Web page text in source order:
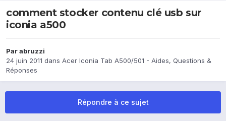
comment stocker contenu clé usb sur
iconia a500
Parabruzzi
24 juin 2011 dans Acer Iconia Tab A500/501 - Aides, Questions &
Réponses
Répondre à ce sujet